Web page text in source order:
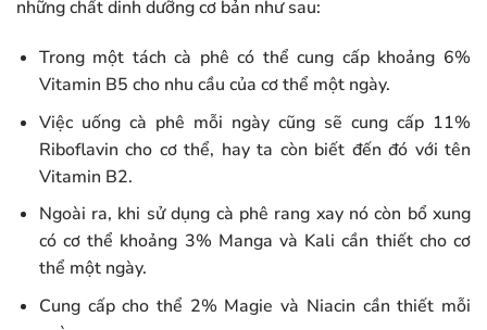
những chất dinh dưỡng cơ bản như sau:
Trong một tách cà phê có thể cung cấp khoảng 6%
Vitamin B5 cho nhu cầu của cơ thể một ngày.
Việc uống cà phê mỗi ngày cũng sẽ cung cấp 11%
Riboflavin cho cơ thể, hay ta còn biết đến đó với tên
Vitamin B2.
Ngoài ra, khi sử dụng cà phê rang xay nó còn bổ xung
có cơ thể khoảng 3% Manga và Kali cần thiết cho cơ
thể một ngày.
Cung cấp cho thể 2% Magie và Niacin cần thiết mỗi